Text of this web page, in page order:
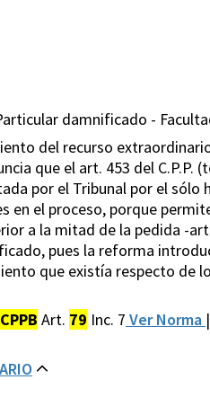
damnificado -
del recurso
que el art. 453 del C.P.P.
por el Tribunal por el
en el proceso, porque
a la mitad de la pedida -
pues la reforma
que existía respecto de
CPPB Art. 79 Inc. 7 Ver Norma